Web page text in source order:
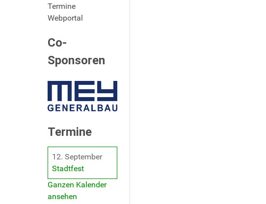
Termine
Webportal
Co-
Sponsoren
Termine
12. September
Stadtfest
Ganzen Kalender
ansehen